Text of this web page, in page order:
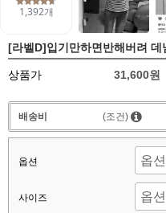
[라벨D]입기만하면반해버려 데
상품가 31,600원
배송비 (조건)
옵션
사이즈